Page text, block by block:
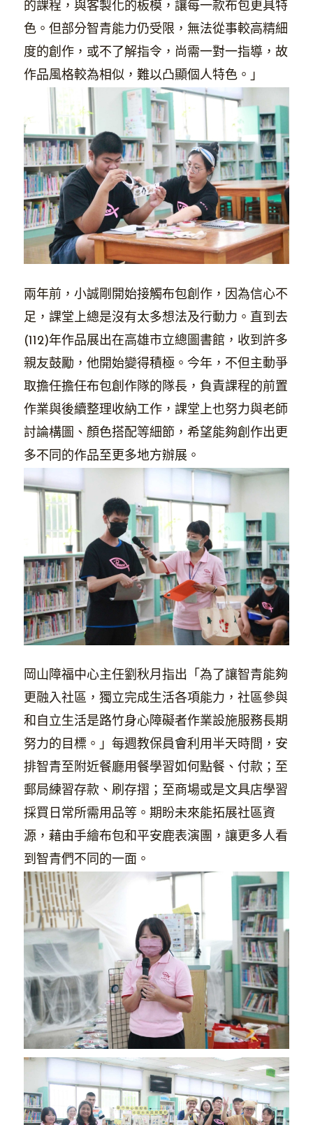
的課程，與客製化的板模，讓每一款布包更具特
色。但部分智青能力仍受限，無法從事較高精細
度的創作，或不了解指令，尚需一對一指導，故
作品風格較為相似，難以凸顯個人特色。」
兩年前，小誠剛開始接觸布包創作，因為信心不
足，課堂上總是沒有太多想法及行動力。直到去
(112)年作品展出在高雄市立總圖書館，收到許多
親友鼓勵，他開始變得積極。今年，不但主動爭
取擔任擔任布包創作隊的隊長，負責課程的前置
作業與後續整理收納工作，課堂上也努力與老師
討論構圖、顏色搭配等細節，希望能夠創作出更
多不同的作品至更多地方辦展。
岡山障福中心主任劉秋月指出「為了讓智青能夠
更融入社區，獨立完成生活各項能力，社區參與
和自立生活是路竹身心障礙者作業設施服務長期
努力的目標。」每週教保員會利用半天時間，安
排智青至附近餐廳用餐學習如何點餐、付款；至
郵局練習存款、刷存摺；至商場或是文具店學習
採買日常所需用品等。期盼未來能拓展社區資
源，藉由手繪布包和平安鹿表演團，讓更多人看
到智青們不同的一面。